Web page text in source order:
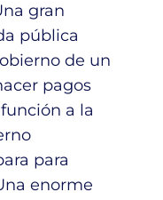
gran
pública
de un
pagos
a la
para
enorme